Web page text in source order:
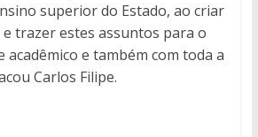
superior do Estado, ao criar
trazer estes assuntos para o
acadêmico e também com toda a
Carlos Filipe.